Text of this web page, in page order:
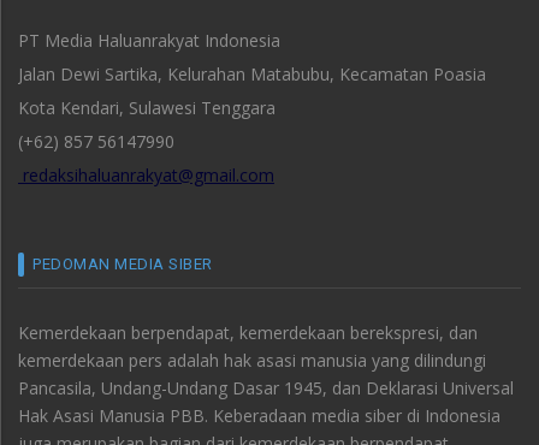
PT Media Haluanrakyat Indonesia
Jalan Dewi Sartika, Kelurahan Matabubu, Kecamatan Poasia
Kota Kendari, Sulawesi Tenggara
(+62) 857 56147990
redaksihaluanrakyat@gmail.com
PEDOMAN MEDIA SIBER
Kemerdekaan berpendapat, kemerdekaan berekspresi, dan
kemerdekaan pers adalah hak asasi manusia yang dilindungi
Pancasila, Undang-Undang Dasar 1945, dan Deklarasi Universal
Hak Asasi Manusia PBB. Keberadaan media siber di Indonesia